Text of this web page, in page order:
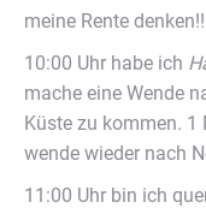
meine Rente denken!!
10:00 Uhr habe ich
mache eine Wende
Küste zu kommen. 1
wende wieder nach
11:00 Uhr bin ich